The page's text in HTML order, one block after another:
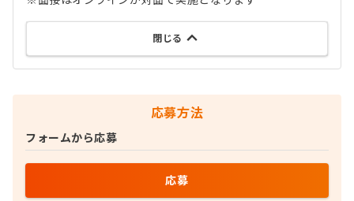
閉じる
応募方法
フォームから応募
応募